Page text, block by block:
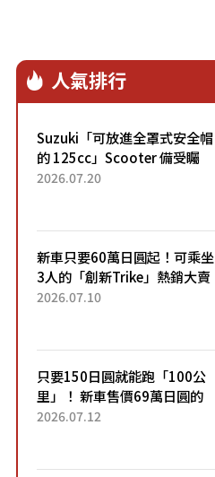
人氣排行
Suzuki「可放進全罩式安全帽
的 125cc」Scooter 備受矚
目！採用全新流線設計與各項
2026.07.20
新車只要60萬日圓起！可乘坐
3人的「創新Trike」熱銷大賣
成為人氣車款！「養車成本真
2026.07.10
只要150日圓就能跑「100公
里」！ 新車售價69萬日圓的
「3人座」Trike大受歡迎！ 順
2026.07.12